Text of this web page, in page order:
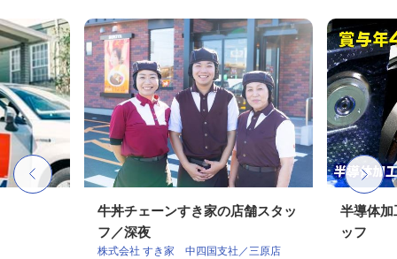
牛丼チェーンすき家の店舗スタッ
フ／深夜
株式会社 すき家 中四国支社／三原店
半導体加
ッフ